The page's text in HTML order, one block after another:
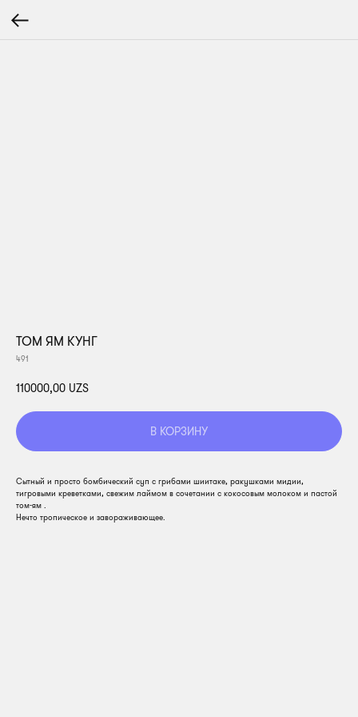
ТОМ ЯМ КУНГ
491
110000,00 UZS
В КОРЗИНУ
Сытный и просто бомбический суп с грибами шиитаке, ракушками мидии,
тигровыми креветками, свежим лаймом в сочетании с кокосовым молоком и пастой
том-ям .
Нечто тропическое и завораживающее.